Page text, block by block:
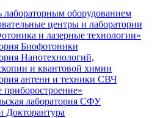
оборудованием
центры и лаборатории
и лазерные технологии»
Биофотоники
Нанотехнологий,
и квантовой химии
антенн и техники СВЧ
лаборатория СФУ
Докторантура